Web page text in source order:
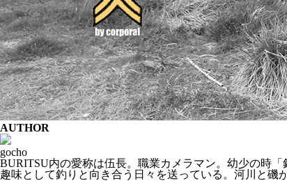
AUTHOR
gocho
BURITSU内の愛称は伍長。職業カメラマン。幼少の時
趣味として釣りと向き合う日々を送っている。河川と磯